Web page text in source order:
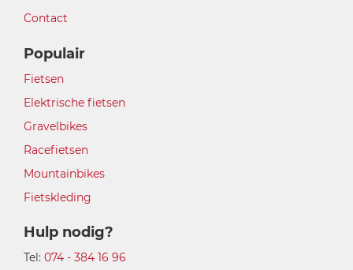
Contact
Populair
Fietsen
Elektrische fietsen
Gravelbikes
Racefietsen
Mountainbikes
Fietskleding
Hulp nodig?
Tel: 074 - 384 16 96